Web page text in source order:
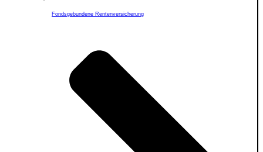
Fondsgebundene Rentenversicherung